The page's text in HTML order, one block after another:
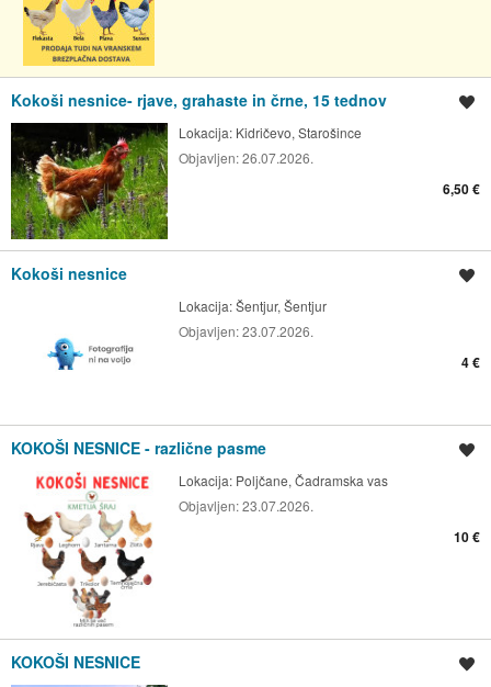
Kokoši nesnice- rjave, grahaste in črne, 15 tednov
Lokacija: Kidričevo, Starošince
Objavljen:26.07.2026.
6,50 €
Kokoši nesnice
Lokacija:Šentjur, Šentjur
Objavljen:23.07.2026.
4 €
KOKOŠI NESNICE - različne pasme
Lokacija: Poljčane, Čadramska vas
Objavljen:23.07.2026.
10 €
KOKOŠI NESNICE